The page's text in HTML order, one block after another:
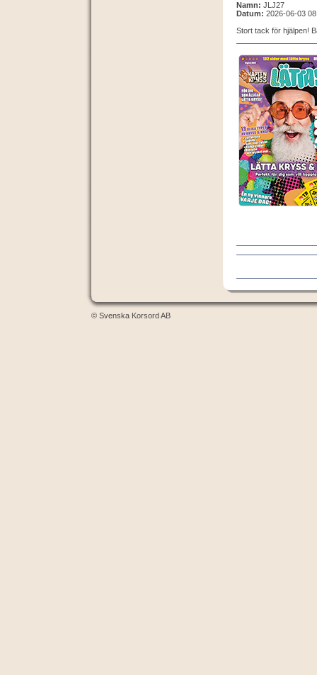
Namn: JLJ27
Datum: 2026-06-03
Stort tack för hjälpen!
© Svenska Korsord AB